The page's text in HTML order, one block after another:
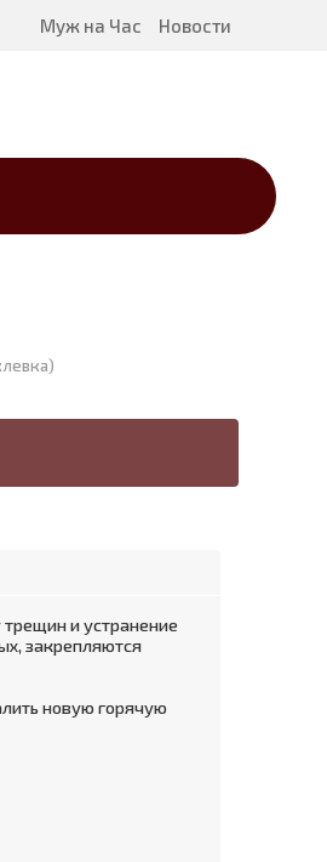
Муж на Час Новости
и устранение
закрепляются
новую горячую